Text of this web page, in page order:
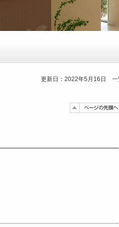
更新日：2022年5月16日 一